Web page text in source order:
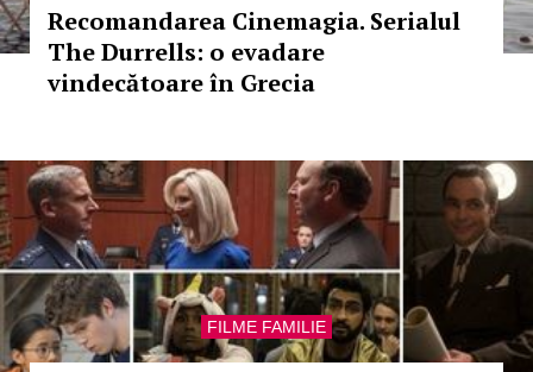
Recomandarea Cinemagia. Serialul
The Durrells: o evadare
vindecătoare în Grecia
FILME FAMILIE